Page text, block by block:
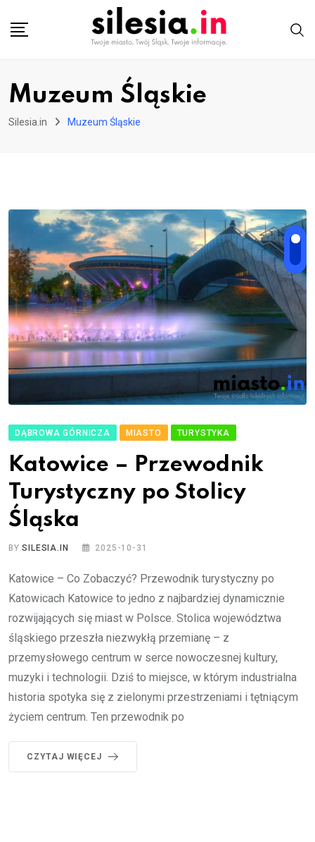
Muzeum Śląskie
Silesia.in Muzeum Śląskie
DĄBROWA GÓRNICZA MIASTO TURYSTYKA
Katowice – Przewodnik
Turystyczny po Stolicy
Śląska
BYSILESIA.IN 2025-10-31
Katowice – Co Zobaczyć? Przewodnik turystyczny po
Katowicach Katowice to jedno z najbardziej dynamicznie
rozwijających się miast w Polsce. Stolica województwa
śląskiego przeszła niezwykłą przemianę – z
przemysłowego centrum w serce nowoczesnej kultury,
muzyki i technologii. Dziś to miejsce, w którym industrialna
historia spotyka się z zielonymi przestrzeniami i tętniącym
życiem centrum. Ten przewodnik po
CZYTAJ WIĘCEJ